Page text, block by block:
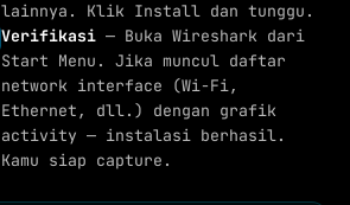
lainnya. Klik Install dan tunggu.
Verifikasi — Buka Wireshark dari
Start Menu. Jika muncul daftar
network interface (Wi-Fi,
Ethernet, dll.) dengan grafik
activity — instalasi berhasil.
Kamu siap capture.